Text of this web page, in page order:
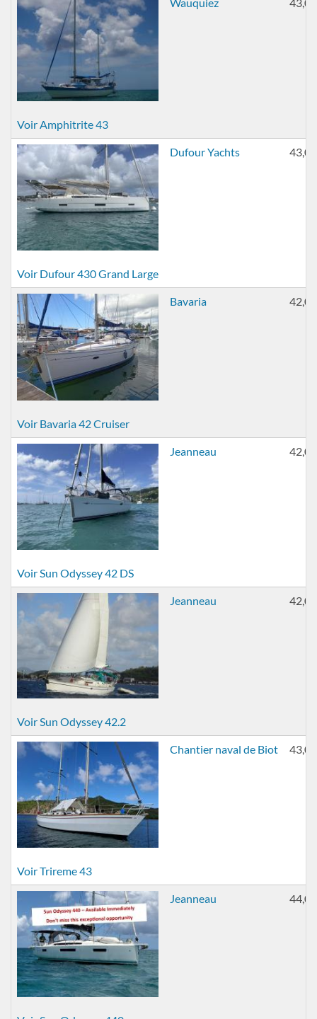
Voir Amphitrite 43
Wauquiez
Voir Dufour 430 Grand Large
Dufour Yachts
Voir Bavaria 42 Cruiser
Bavaria
Voir Sun Odyssey 42 DS
Jeanneau
Voir Sun Odyssey 42.2
Jeanneau
Voir Trireme 43
Chantier naval de Biot
Jeanneau